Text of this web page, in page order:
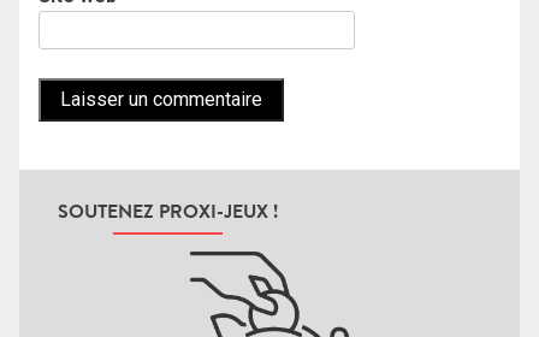
SOUTENEZ PROXI-JEUX !